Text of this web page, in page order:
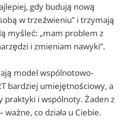
gdy budują nową
w trzeźwieniu” i trzymają
myśleć: „mam problem z
i zmieniam nawyki”.
model wspólnotowo-
bardziej umiejętnościowy, a
praktyki i wspólnoty. Żaden z
co działa u Ciebie.